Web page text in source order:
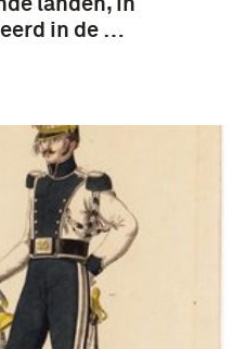
landen, in
in de …